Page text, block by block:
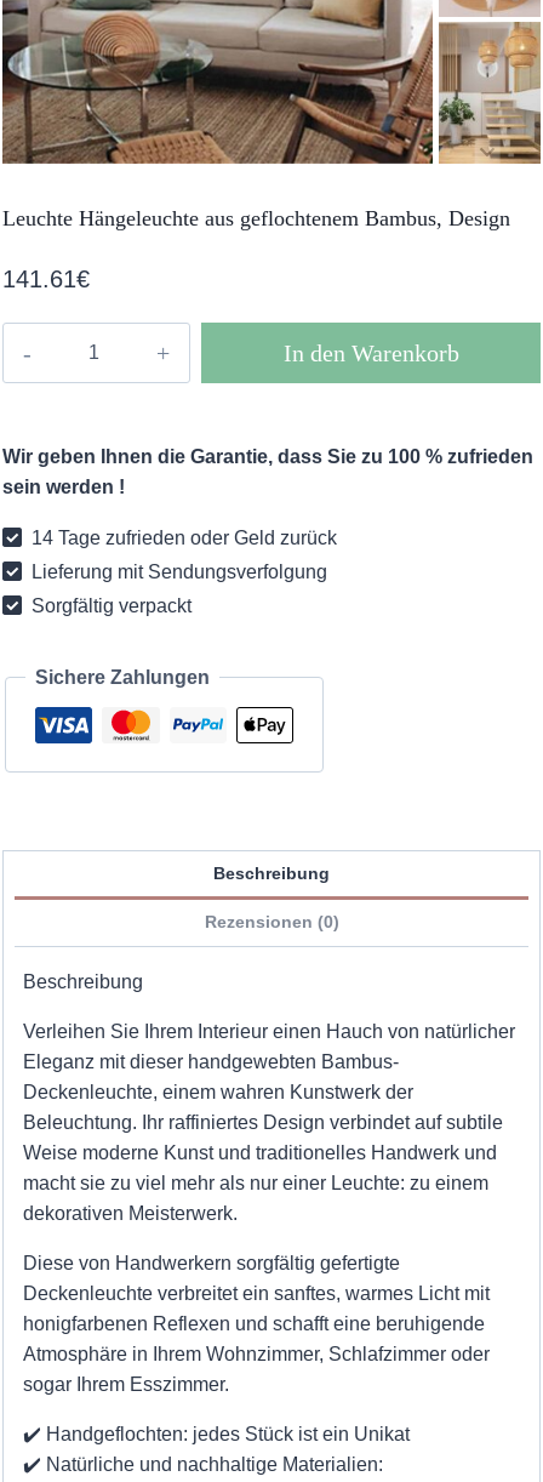
Leuchte Hängeleuchte aus geflochtenem Bambus, Design
141.61€
Bambus,
Design
In den Warenkorb
Wir geben Ihnen die Garantie, dass Sie zu 100 % zufrieden
sein werden !
14 Tage zufrieden oder Geld zurück
Lieferung mit Sendungsverfolgung
Sorgfältig verpackt
Sichere Zahlungen
Beschreibung
Rezensionen (0)
Beschreibung
Verleihen Sie Ihrem Interieur einen Hauch von natürlicher
Eleganz mit dieser handgewebten Bambus-
Deckenleuchte, einem wahren Kunstwerk der
Beleuchtung. Ihr raffiniertes Design verbindet auf subtile
Weise moderne Kunst und traditionelles Handwerk und
macht sie zu viel mehr als nur einer Leuchte: zu einem
dekorativen Meisterwerk.
Diese von Handwerkern sorgfältig gefertigte
Deckenleuchte verbreitet ein sanftes, warmes Licht mit
honigfarbenen Reflexen und schafft eine beruhigende
Atmosphäre in Ihrem Wohnzimmer, Schlafzimmer oder
sogar Ihrem Esszimmer.
✔️ Handgeflochten: jedes Stück ist ein Unikat
✔️ Natürliche und nachhaltige Materialien: